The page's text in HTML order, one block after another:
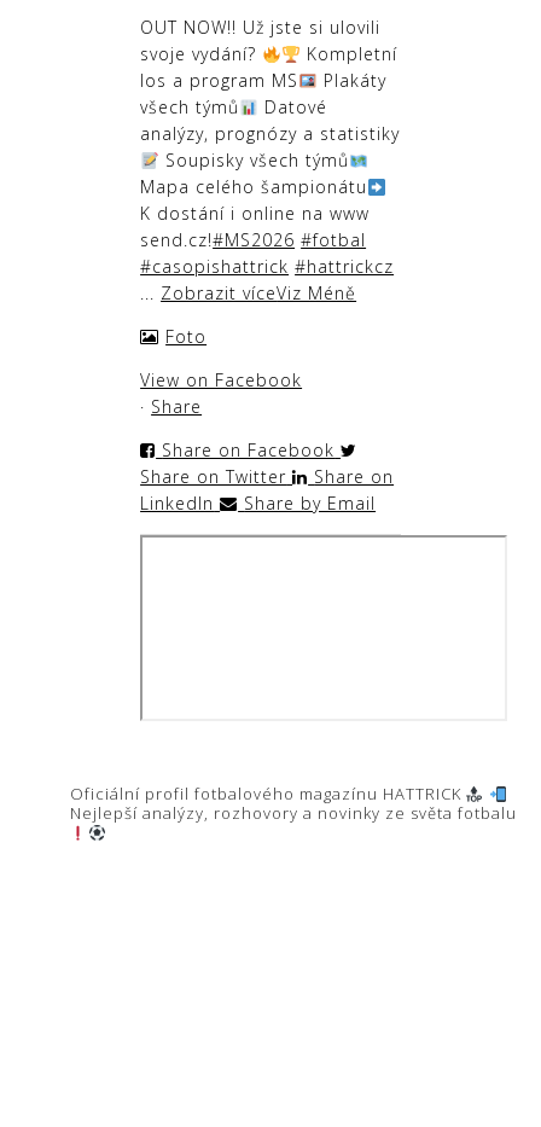
OUT NOW!! Už jste si ulovili
svoje vydání?
Kompletní
los a program MS
Plakáty
všech týmů
Datové
analýzy, prognózy a statistiky
Soupisky všech týmů
Mapa celého šampionátu
K dostání i online na www
send.cz!#MS2026 #fotbal
#casopishattrick #hattrickcz
... Zobrazit víceViz Méně
Foto
View on Facebook
· Share
Share on Facebook
Share on Twitter
Share on
LinkedIn
Share by Email
Oficiální profil fotbalového magazínu HATTRICK
Nejlepší analýzy, rozhovory a novinky ze světa fotbalu